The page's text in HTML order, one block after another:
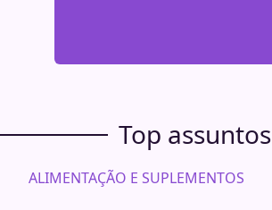
Top assuntos
ALIMENTAÇÃO E SUPLEMENTOS